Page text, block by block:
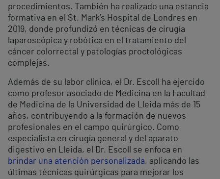
procedimientos. También ha realizado una estancia
formativa en el St. Mark’s Hospital de Londres en
2019, donde profundizó en técnicas de cirugía
laparoscópica y robótica en el tratamiento del
cáncer colorrectal y patologías proctológicas
complejas.
Además de su labor clínica, el Dr. Escoll ha ejercido
como profesor asociado de Medicina en la Facultad
de Medicina de la Universidad de Lleida más de 15
años, contribuyendo a la formación de nuevos
profesionales en el campo quirúrgico. Como
especialista en cirugía general y del aparato
digestivo en Lleida, el Dr. Escoll se enfoca en
brindar una atención personalizada, aplicando las
últimas técnicas quirúrgicas para mejorar los